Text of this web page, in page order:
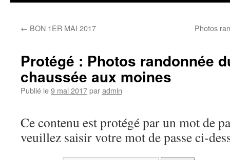
← BON 1ER MAI 2017 Photos
Protégé : Photos randonnée
chaussée aux moines
Publié le9 mai 2017paradmin
Ce contenu est protégé par un mot de
veuillez saisir votre mot de passe ci-